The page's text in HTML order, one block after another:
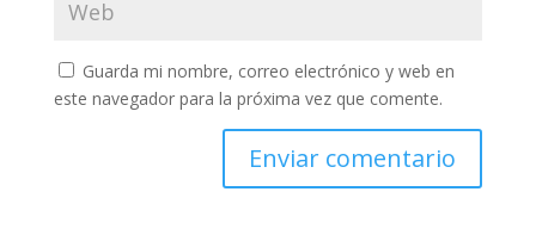
Guarda mi nombre, correo electrónico y web en
este navegador para la próxima vez que comente.